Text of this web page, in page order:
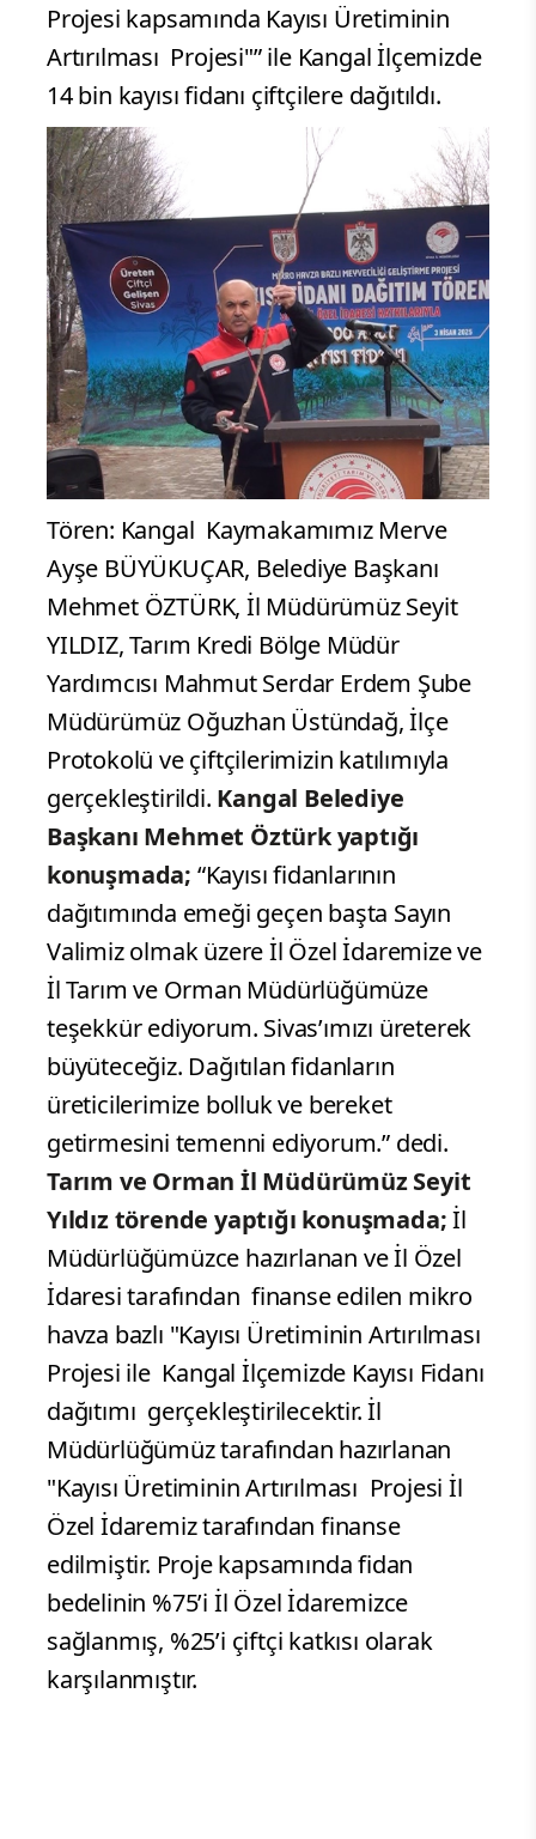
Projesi kapsamında Kayısı Üretiminin
Artırılması Projesi"” ile Kangal İlçemizde
14 bin kayısı fidanı çiftçilere dağıtıldı.
Tören: Kangal Kaymakamımız Merve
Ayşe BÜYÜKUÇAR, Belediye Başkanı
Mehmet ÖZTÜRK, İl Müdürümüz Seyit
YILDIZ, Tarım Kredi Bölge Müdür
Yardımcısı Mahmut Serdar Erdem Şube
Müdürümüz Oğuzhan Üstündağ, İlçe
Protokolü ve çiftçilerimizin katılımıyla
gerçekleştirildi. Kangal Belediye
Başkanı Mehmet Öztürk yaptığı
konuşmada; “Kayısı fidanlarının
dağıtımında emeği geçen başta Sayın
Valimiz olmak üzere İl Özel İdaremize ve
İl Tarım ve Orman Müdürlüğümüze
teşekkür ediyorum. Sivas’ımızı üreterek
büyüteceğiz. Dağıtılan fidanların
üreticilerimize bolluk ve bereket
getirmesini temenni ediyorum.” dedi.
Tarım ve Orman İl Müdürümüz Seyit
Yıldız törende yaptığı konuşmada;İl
Müdürlüğümüzce hazırlanan ve İl Özel
İdaresi tarafından finanse edilen mikro
havza bazlı "Kayısı Üretiminin Artırılması
Projesi ile Kangal İlçemizde Kayısı Fidanı
dağıtımı gerçekleştirilecektir. İl
Müdürlüğümüz tarafından hazırlanan
"Kayısı Üretiminin Artırılması Projesi İl
Özel İdaremiz tarafından finanse
edilmiştir. Proje kapsamında fidan
bedelinin %75’i İl Özel İdaremizce
sağlanmış, %25’i çiftçi katkısı olarak
karşılanmıştır.